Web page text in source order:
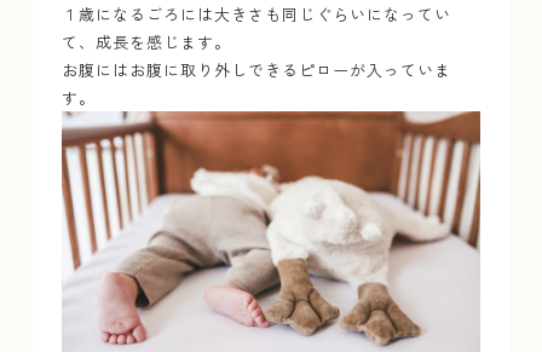
１歳になるごろには大きさも同じぐらいになってい
て、成長を感じます。
お腹にはお腹に取り外しできるピローが入っていま
す。